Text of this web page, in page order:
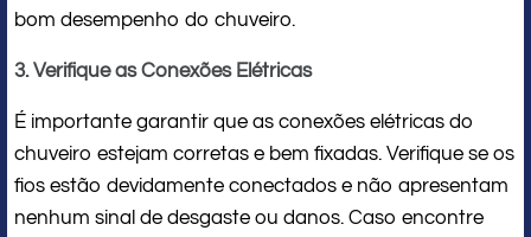
bom desempenho do chuveiro.
3. Verifique as Conexões Elétricas
É importante garantir que as conexões elétricas do
chuveiro estejam corretas e bem fixadas. Verifique se os
fios estão devidamente conectados e não apresentam
nenhum sinal de desgaste ou danos. Caso encontre